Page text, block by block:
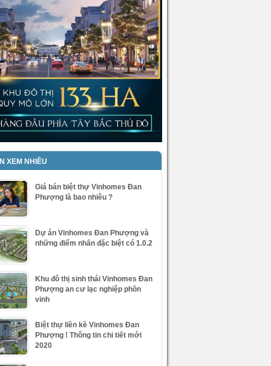
XEM NHIỀU
Giá bán biệt thự Vinhomes Đan
Phượng là bao nhiêu ?
Dự án Vinhomes Đan Phượng và
những điểm nhấn đặc biệt có 1.0.2
Khu đô thị sinh thái Vinhomes Đan
Phượng an cư lạc nghiệp phồn
vinh
Biệt thự liền kề Vinhomes Đan
Phượng ! Thông tin chi tiết mới
2020